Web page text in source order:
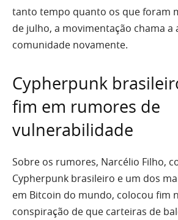
tanto tempo quanto os que foram
de julho, a movimentação chama a
comunidade novamente.
Cypherpunk
fim em rumores de
vulnerabilidade
Sobre os rumores, Narcélio Filho,
Cypherpunk brasileiro e um dos
em Bitcoin do mundo, colocou fim
conspiração de que carteiras de